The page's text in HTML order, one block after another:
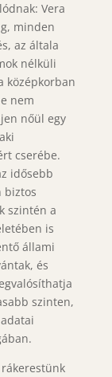
Vera
minden
az általa
nélküli
középkorban
nem
nőül egy
cserébe.
idősebb
biztos
szintén a
is
állami
és
szinten,